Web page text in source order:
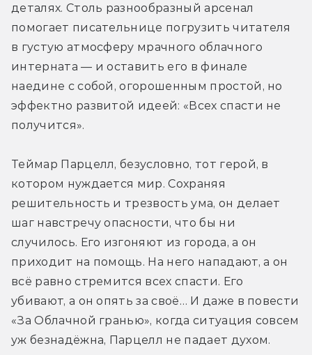
деталях. Столь разнообразный арсенал
помогает писательнице погрузить читателя
в густую атмосферу мрачного облачного
интерната — и оставить его в финале
наедине с собой, огорошенным простой, но
эффектно развитой идеей: «Всех спасти не
получится».
Теймар Парцелл, безусловно, тот герой, в
котором нуждается мир. Сохраняя
решительность и трезвость ума, он делает
шаг навстречу опасности, что бы ни
случилось. Его изгоняют из города, а он
приходит на помощь. На него нападают, а он
всё равно стремится всех спасти. Его
убивают, а он опять за своё… И даже в повести
«За Облачной гранью», когда ситуация совсем
уж безнадёжна, Парцелл не падает духом.